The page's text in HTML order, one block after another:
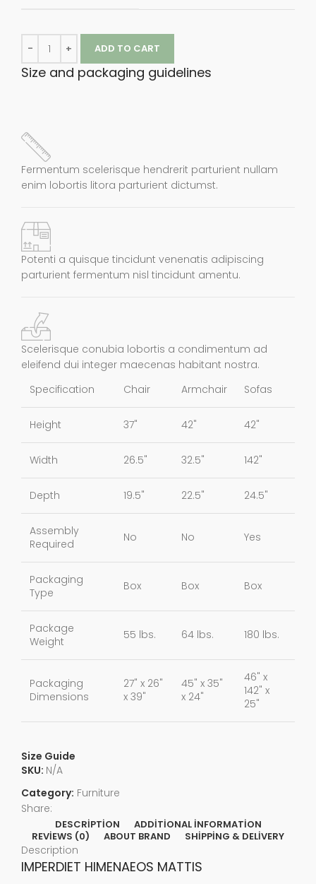
ADD TO CART
Size and packaging guidelines
Fermentum scelerisque hendrerit parturient nullam
enim lobortis litora parturient dictumst.
Potenti a quisque tincidunt venenatis adipiscing
parturient fermentum nisl tincidunt amentu.
Scelerisque conubia lobortis a condimentum ad
eleifend dui integer maecenas habitant nostra.
Specification
Chair Armchair Sofas
Height 37" 42" 42"
Width 26.5" 32.5" 142"
Depth 19.5" 22.5" 24.5"
Assembly
Required
No No Yes
Packaging
Type
Box Box Box
Package
Weight
55 lbs. 64 lbs. 180 lbs.
Packaging
Dimensions
27" x 26"
x 39"
45" x 35"
x 24"
46" x
142" x
25"
Size Guide
SKU: N/A
Category: Furniture
Share:
DESCRIPTION
ADDITIONAL INFORMATION
REVIEWS (0)
ABOUT BRAND SHIPPING & DELIVERY
Description
IMPERDIET HIMENAEOS MATTIS